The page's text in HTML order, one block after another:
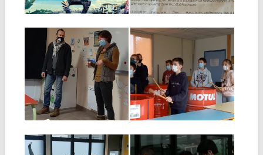
▶ ▶
08.12.20
DES ENFANTS ET
DES ARBRES, UN
PROJET DE
PLANTATION PAR
LES 6E
Azilis et Hugo sont deux
jeunes maraîchers qui
installent sur une...
01.12.20
OPTION MUSIQUE
Les élèves de 6e et 5e
expérimentent le rythme avec
M....
30.11.20